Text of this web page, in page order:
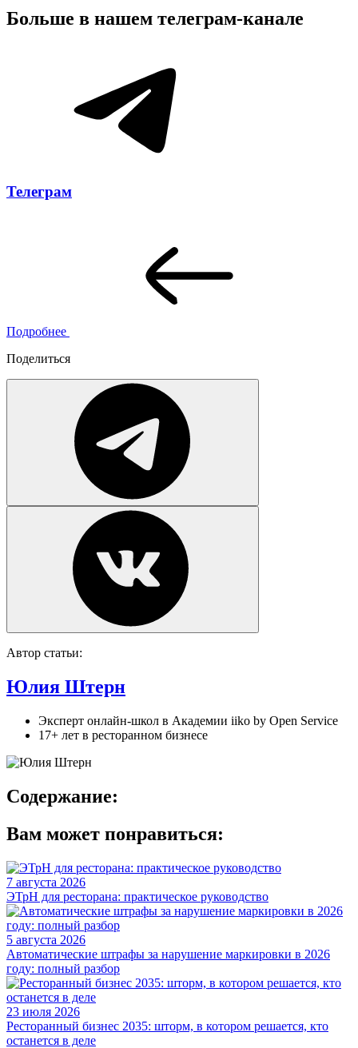
Больше в нашем телеграм-канале
Телеграм
Подробнее
Поделиться
Автор статьи:
Юлия Штерн
Эксперт онлайн-школ в Академии iiko by Open Service
17+ лет в ресторанном бизнесе
Содержание:
Вам может понравиться:
7 августа 2026
ЭТрН для ресторана: практическое руководство
5 августа 2026
Автоматические штрафы за нарушение маркировки в 2026
году: полный разбор
23 июля 2026
Ресторанный бизнес 2035: шторм, в котором решается, кто
останется в деле